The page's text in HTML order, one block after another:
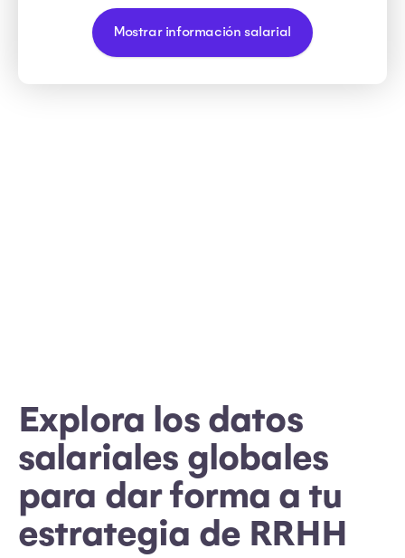
Mostrar información salarial
Explora los datos
salariales globales
para dar forma a tu
estrategia de RRHH